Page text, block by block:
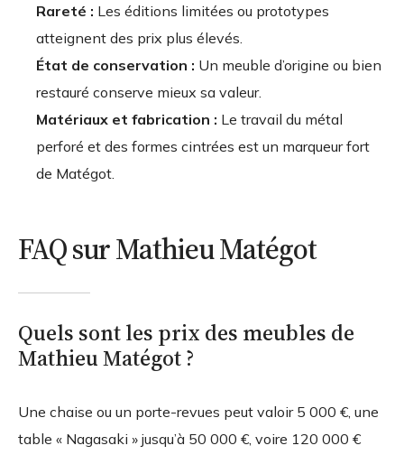
Rareté : Les éditions limitées ou prototypes
atteignent des prix plus élevés.
État de conservation : Un meuble d’origine ou bien
restauré conserve mieux sa valeur.
Matériaux et fabrication : Le travail du métal
perforé et des formes cintrées est un marqueur fort
de Matégot.
FAQ sur Mathieu Matégot
Quels sont les prix des meubles de
Mathieu Matégot ?
Une chaise ou un porte-revues peut valoir 5 000 €, une
table « Nagasaki » jusqu’à 50 000 €, voire 120 000 €